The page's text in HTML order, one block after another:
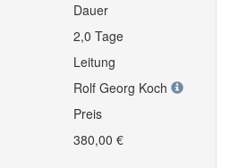
Dauer
2,0 Tage
Leitung
Rolf Georg Koch
Preis
380,00 €